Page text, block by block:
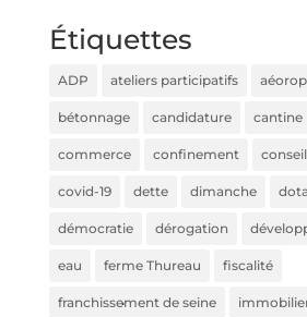
.
Étiquettes
ADP ateliers participatifs
bétonnage candidature cantine
commerce confinement
covid-19 dette dimanche
démocratie dérogation
eau ferme Thureau fiscalité
franchissement de seine